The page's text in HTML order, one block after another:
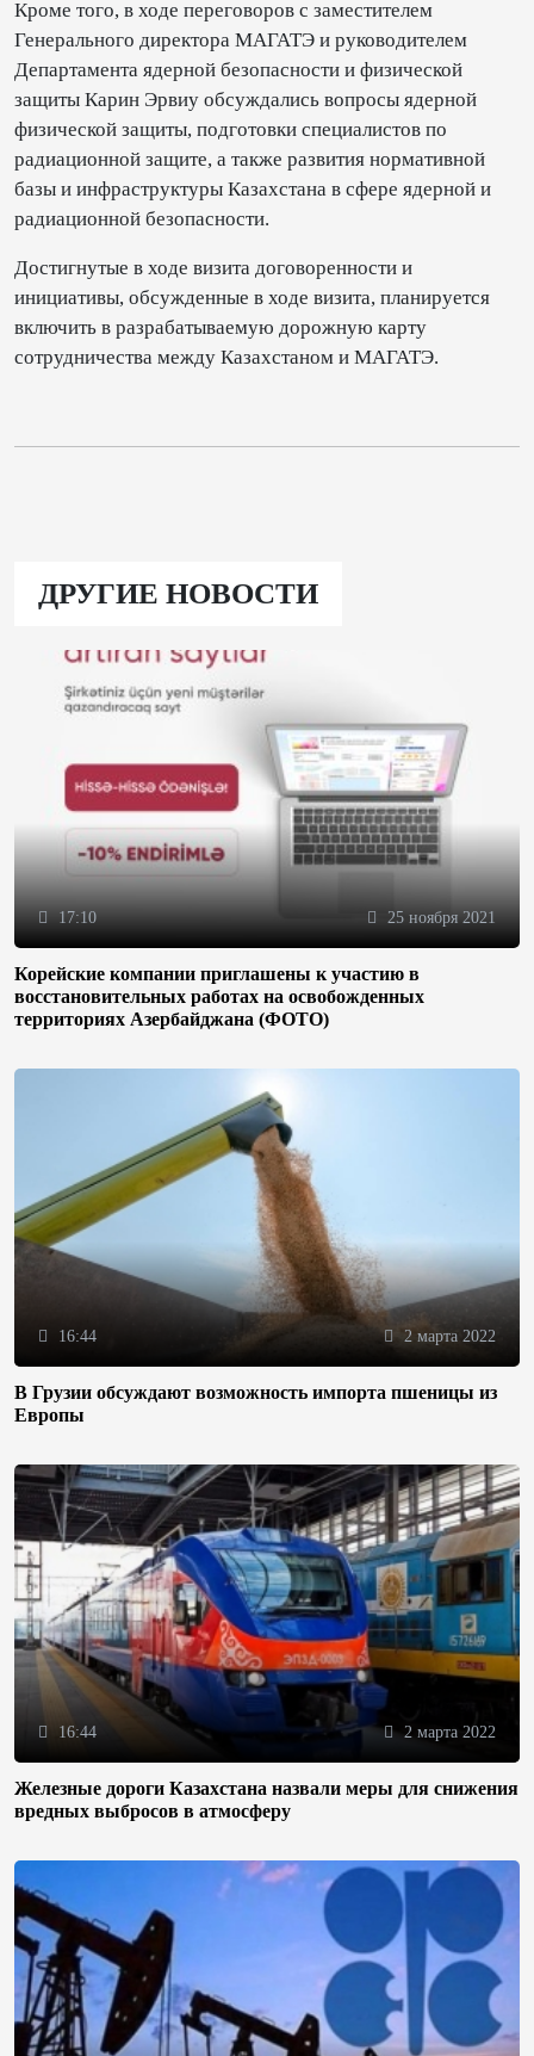
Кроме того, в ходе переговоров с заместителем
Генерального директора МАГАТЭ и руководителем
Департамента ядерной безопасности и физической
защиты Карин Эрвиу обсуждались вопросы ядерной
физической защиты, подготовки специалистов по
радиационной защите, а также развития нормативной
базы и инфраструктуры Казахстана в сфере ядерной и
радиационной безопасности.
Достигнутые в ходе визита договоренности и
инициативы, обсужденные в ходе визита, планируется
включить в разрабатываемую дорожную карту
сотрудничества между Казахстаном и МАГАТЭ.
ДРУГИЕ НОВОСТИ
17:10 25 ноября 2021
Корейские компании приглашены к участию в
восстановительных работах на освобожденных
территориях Азербайджана (ФОТО)
16:44 2 марта 2022
В Грузии обсуждают возможность импорта пшеницы из
Европы
16:44 2 марта 2022
Железные дороги Казахстана назвали меры для снижения
вредных выбросов в атмосферу